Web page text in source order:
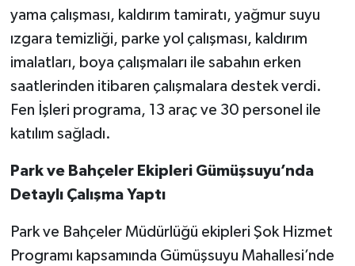
yama çalışması, kaldırım tamiratı, yağmur suyu
ızgara temizliği, parke yol çalışması, kaldırım
imalatları, boya çalışmaları ile sabahın erken
saatlerinden itibaren çalışmalara destek verdi.
Fen İşleri programa, 13 araç ve 30 personel ile
katılım sağladı.
Park ve Bahçeler Ekipleri Gümüşsuyu’nda
Detaylı Çalışma Yaptı
Park ve Bahçeler Müdürlüğü ekipleri Şok Hizmet
Programı kapsamında Gümüşsuyu Mahallesi’nde